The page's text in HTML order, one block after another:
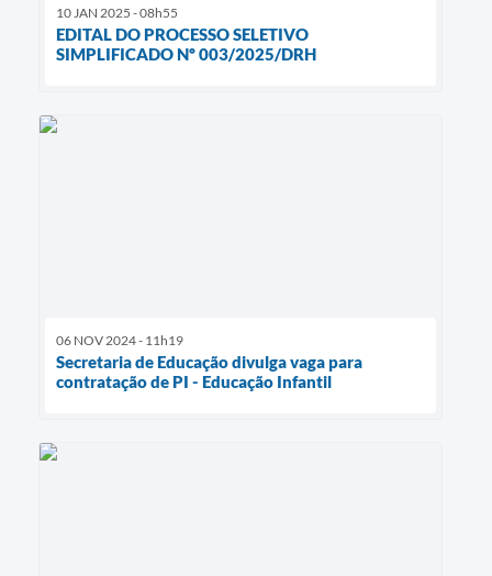
10 JAN 2025 - 08h55
EDITAL DO PROCESSO SELETIVO
SIMPLIFICADO Nº 003/2025/DRH
06 NOV 2024 - 11h19
Secretaria de Educação divulga vaga para
contratação de PI - Educação Infantil